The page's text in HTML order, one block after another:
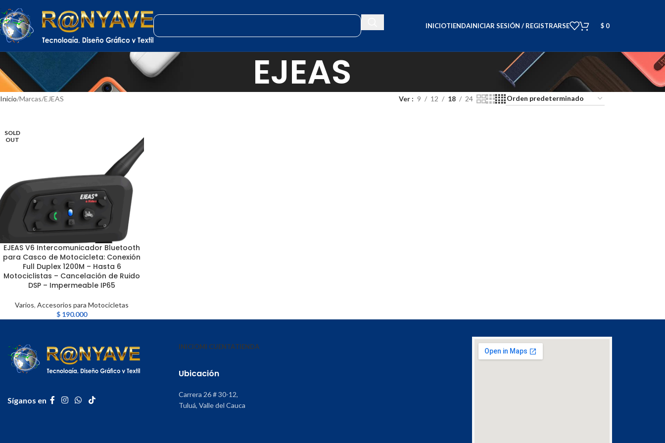
INICIOTIENDAINICIAR SESIÓN / REGISTRARSE $ 0
EJEAS
Inicio Marcas EJEAS Ver 9 12 18 24
SOLD
OUT
LEER MÁS
EJEAS V6 Intercomunicador Bluetooth
para Casco de Motocicleta: Conexión
Full Duplex 1200M – Hasta 6
Motociclistas – Cancelación de Ruido
DSP – Impermeable IP65
Varios,Accesorios para Motocicletas
$ 190.000
Síganos en
INICIOMI CUENTATIENDA
Ubicación
Carrera 26 # 30-12,
Tuluá, Valle del Cauca